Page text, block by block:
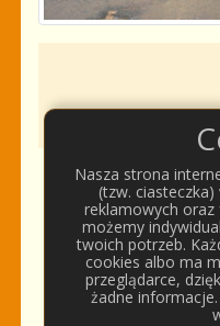
Nasza strona
(tzw.
reklamowych oraz
możemy
twoich potrzeb.
cookies albo ma
przeglądarce,
żadne